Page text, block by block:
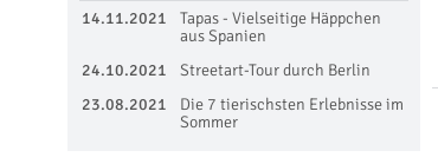
14.11.2021
Tapas - Vielseitige Häppchen
aus Spanien
24.10.2021
Streetart-Tour durch Berlin
23.08.2021
Die 7 tierischsten Erlebnisse im
Sommer